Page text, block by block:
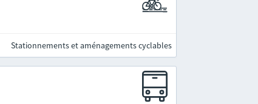
Stationnements et aménagements cyclables